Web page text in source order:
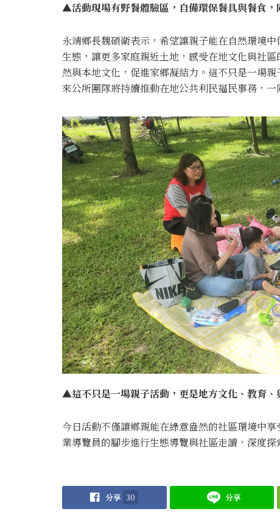
▲活動現場有野餐體驗區，自備環保餐具與餐食
永靖鄉長魏碩衛表示，希望讓親子能在自然環境
生態，讓更多家庭親近土地，感受在地文化與社
然與本地文化，促進家鄉凝結力。這不只是一場
來公所團隊將持續推動在地公共利民福民事務，一
▲這不只是一場親子活動，更是地方文化、教育
今日活動不僅讓鄉親能在綠意盎然的社區環境中
業導覽員的腳步進行生態導覽與社區走讀，深度
分享 30 分享